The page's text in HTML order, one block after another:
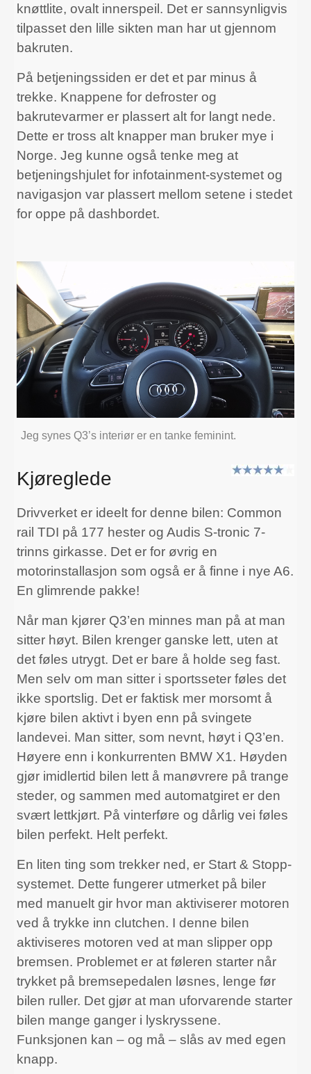
knøttlite, ovalt innerspeil. Det er sannsynligvis
tilpasset den lille sikten man har ut gjennom
bakruten.
På betjeningssiden er det et par minus å
trekke. Knappene for defroster og
bakrutevarmer er plassert alt for langt nede.
Dette er tross alt knapper man bruker mye i
Norge. Jeg kunne også tenke meg at
betjeningshjulet for infotainment-systemet og
navigasjon var plassert mellom setene i stedet
for oppe på dashbordet.
Jeg synes Q3’s interiør er en tanke feminint.
Kjøreglede
Drivverket er ideelt for denne bilen: Common
rail TDI på 177 hester og Audis S-tronic 7-
trinns girkasse. Det er for øvrig en
motorinstallasjon som også er å finne i nye A6.
En glimrende pakke!
Når man kjører Q3’en minnes man på at man
sitter høyt. Bilen krenger ganske lett, uten at
det føles utrygt. Det er bare å holde seg fast.
Men selv om man sitter i sportsseter føles det
ikke sportslig. Det er faktisk mer morsomt å
kjøre bilen aktivt i byen enn på svingete
landevei. Man sitter, som nevnt, høyt i Q3’en.
Høyere enn i konkurrenten BMW X1. Høyden
gjør imidlertid bilen lett å manøvrere på trange
steder, og sammen med automatgiret er den
svært lettkjørt. På vinterføre og dårlig vei føles
bilen perfekt. Helt perfekt.
En liten ting som trekker ned, er Start & Stopp-
systemet. Dette fungerer utmerket på biler
med manuelt gir hvor man aktiviserer motoren
ved å trykke inn clutchen. I denne bilen
aktiviseres motoren ved at man slipper opp
bremsen. Problemet er at føleren starter når
trykket på bremsepedalen løsnes, lenge før
bilen ruller. Det gjør at man uforvarende starter
bilen mange ganger i lyskryssene.
Funksjonen kan – og må – slås av med egen
knapp.